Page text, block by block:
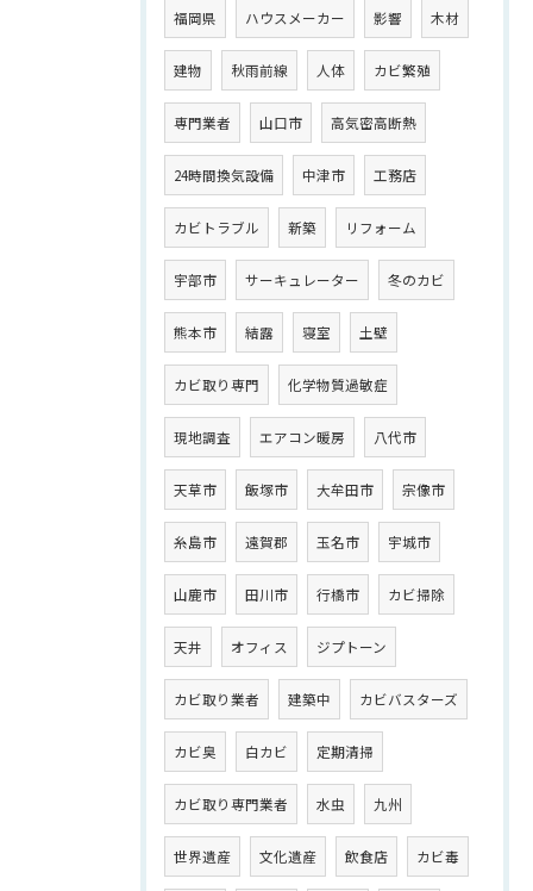
福岡県 ハウスメーカー 影響 木材
建物 秋雨前線 人体 カビ繁殖
専門業者 山口市 高気密高断熱
24時間換気設備 中津市 工務店
カビトラブル 新築 リフォーム
宇部市 サーキュレーター 冬のカビ
熊本市 結露 寝室 土壁
カビ取り専門 化学物質過敏症
現地調査 エアコン暖房 八代市
天草市 飯塚市 大牟田市 宗像市
糸島市 遠賀郡 玉名市 宇城市
山鹿市 田川市 行橋市 カビ掃除
天井 オフィス ジプトーン
カビ取り業者 建築中 カビバスターズ
カビ臭 白カビ 定期清掃
カビ取り専門業者 水虫 九州
世界遺産 文化遺産 飲食店 カビ毒